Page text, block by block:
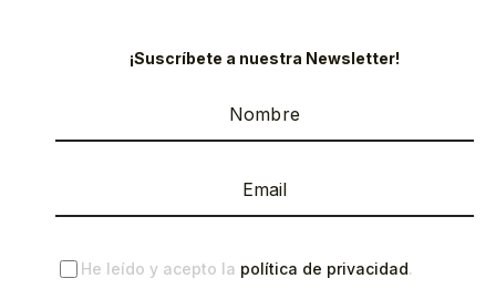
¡Suscríbete a nuestra Newsletter!
He leído y acepto la política de privacidad.